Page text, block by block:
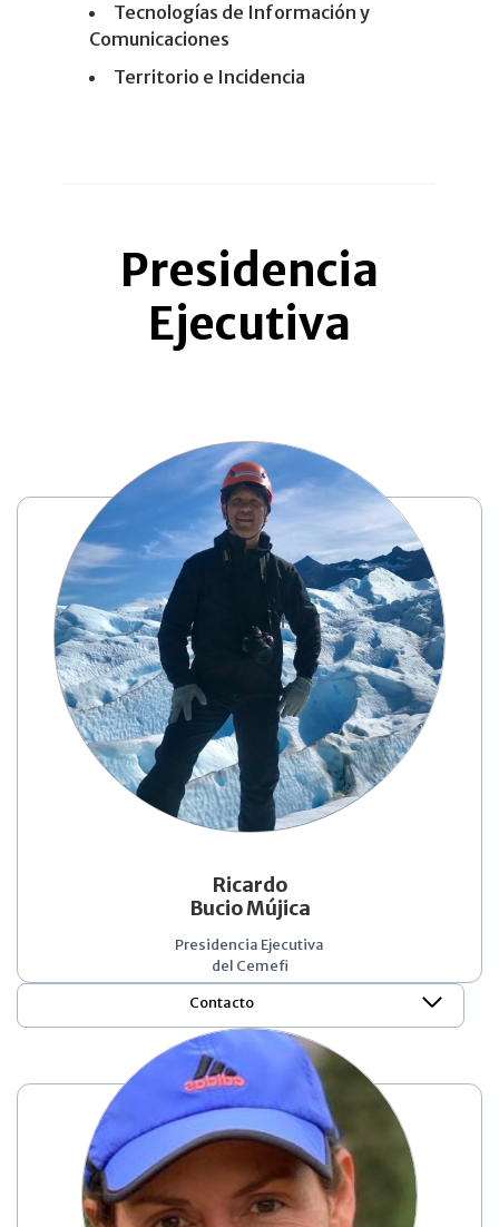
Tecnologías de Información y
Comunicaciones
Territorio e Incidencia
Presidencia
Ejecutiva
Ricardo
Bucio Mújica
Presidencia Ejecutiva
del Cemefi
Contacto